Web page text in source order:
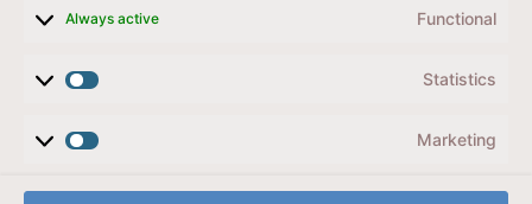
Functional
Always active
Statistics
Marketing
לשליחת הודעת וואטסאפ
veyatsati.laolam@gmail.com